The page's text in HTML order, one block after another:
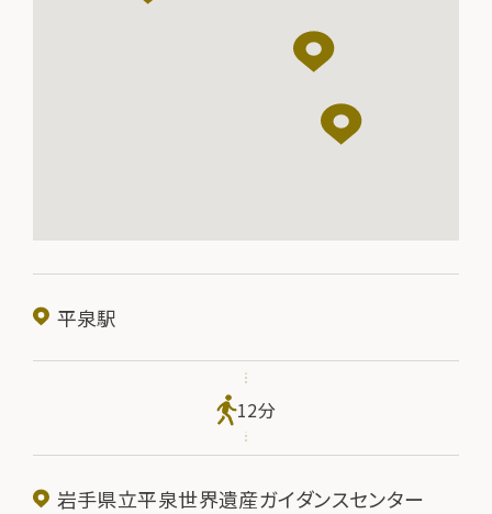
平泉駅
12分
岩手県立平泉世界遺産ガイダンスセンター